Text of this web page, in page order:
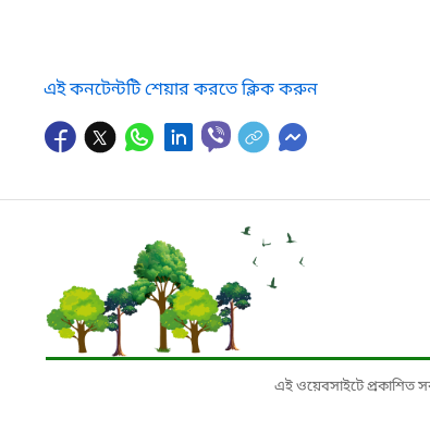
এই কনটেন্টটি শেয়ার করতে ক্লিক করুন
এই ওয়েবসাইটে প্রকাশিত